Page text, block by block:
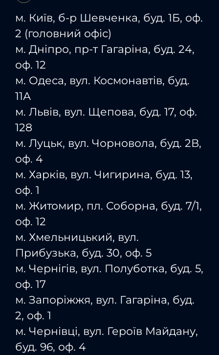
м. Київ, б-р Шевченка, буд. 1Б, оф.
2 (головний офіс)
м. Дніпро, пр-т Гагаріна, буд. 24,
оф. 12
м. Одеса, вул. Космонавтів, буд.
11А
м. Львів, вул. Щепова, буд. 17, оф.
128
м. Луцьк, вул. Чорновола, буд. 2В,
оф. 4
м. Харків, вул. Чигирина, буд. 13,
оф. 1
м. Житомир, пл. Соборна, буд. 7/1,
оф. 12
м. Хмельницький, вул.
Прибузька, буд. 30, оф. 5
м. Чернігів, вул. Полуботка, буд. 5,
оф. 17
м. Запоріжжя, вул. Гагаріна, буд.
2, оф. 1
м. Чернівці, вул. Героїв Майдану,
буд. 96, оф. 4